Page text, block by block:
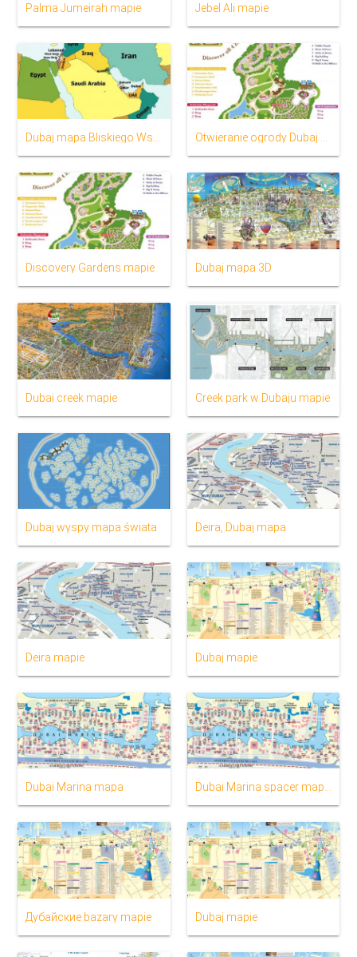
Palma Jumeirah mapie Jebel Ali mapie
Dubaj mapa Bliskiego Wschodu Otwieranie ogrody Dubaj mapa
Discovery Gardens mapie Dubaj mapa 3D
Dubai creek mapie Creek park w Dubaju mapie
Dubaj wyspy mapa świata Deira, Dubaj mapa
Deira mapie Dubaj mapie
Dubai Marina mapa
Дубайские bazary mapie Dubaj mapie